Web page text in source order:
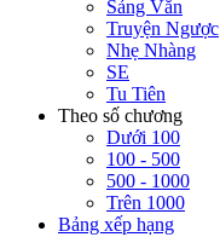
Sảng Văn
Truyện Ngược
Nhẹ Nhàng
SE
Tu Tiên
Theo số chương
Dưới 100
100 - 500
500 - 1000
Trên 1000
Bảng xếp hạng